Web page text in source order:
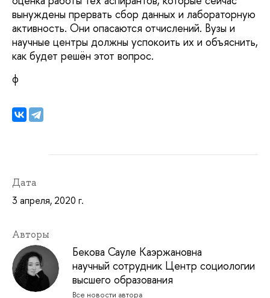
вынуждены прервать сбор данных и лабораторную
активность. Они опасаются отчислений. Вузы и
научные центры должны успокоить их и объяснить,
как будет решён этот вопрос.
ф
Дата
3 апреля, 2020 г.
Авторы
Бекова Сауле Каэржановна
научный сотрудник Центр социологии
высшего образования
Все новости автора